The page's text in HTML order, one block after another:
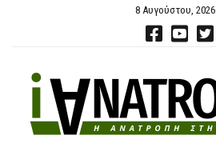
8 Αυγούστου, 2026